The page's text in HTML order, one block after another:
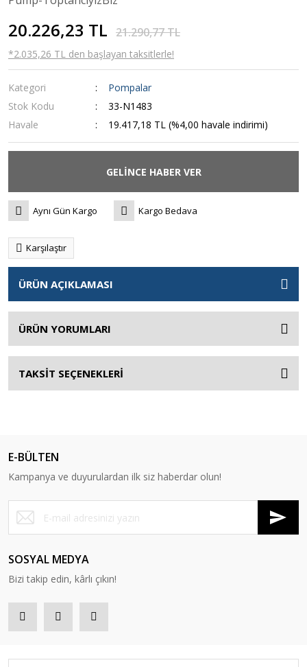
20.226,23 TL 21.290,77 TL
*2.035,26 TL den başlayan taksitlerle!
Kategori
Pompalar
Stok Kodu
33-N1483
Havale
19.417,18 TL (%4,00 havale indirimi)
GELİNCE HABER VER
Aynı Gün Kargo Kargo Bedava
Karşılaştır
ÜRÜN AÇIKLAMASI
ÜRÜN YORUMLARI
TAKSİT SEÇENEKLERİ
E-BÜLTEN
Kampanya ve duyurulardan ilk siz haberdar olun!
SOSYAL MEDYA
Bizi takip edin, kârlı çıkın!